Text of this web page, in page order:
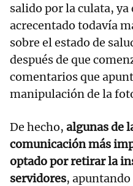
salido por la culata, ya
acrecentado todavía
sobre el estado de
después de que
comentarios que
manipulación de la
De hecho, algunas de
comunicación más
optado por retirar la
servidores,